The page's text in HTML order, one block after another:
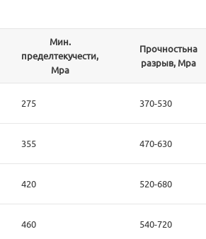
Мин.
пределтекучести,
Mpa
Прочностьна
разрыв, Mpa
275 370-530
355 470-630
420 520-680
460 540-720